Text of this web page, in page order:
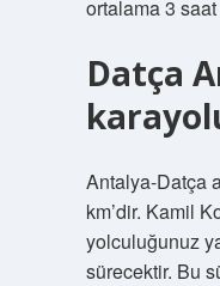
ortalama 3
Datça
Antalya-Datça
km’dir. Kamil
yolculuğunuz
sürecektir. Bu